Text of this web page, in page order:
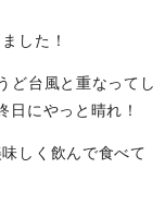
した！
ど台風と重なってし
日にやっと晴れ！
しく飲んで食べて